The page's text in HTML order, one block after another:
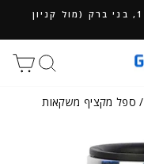
בואו לבקר בחנותינו: ששת הימים 14, בני ברק (מול קניון
חיפוש
/ספל מקציף משקאות